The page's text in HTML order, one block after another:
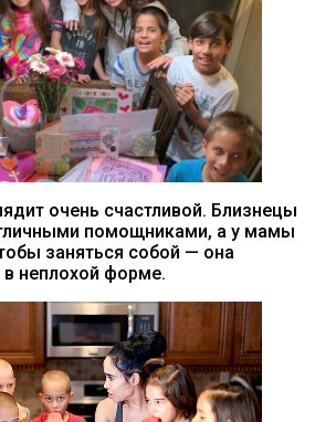
очень счастливой. Близнецы
помощниками, а у мамы
заняться собой — она
неплохой форме.